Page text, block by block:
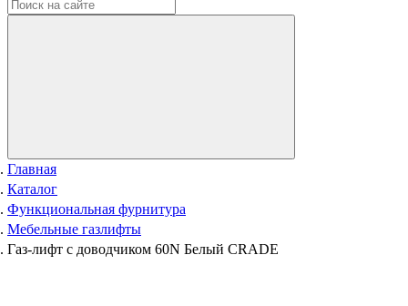
Главная
Каталог
Функциональная фурнитура
Мебельные газлифты
Газ-лифт с доводчиком 60N Белый CRADE